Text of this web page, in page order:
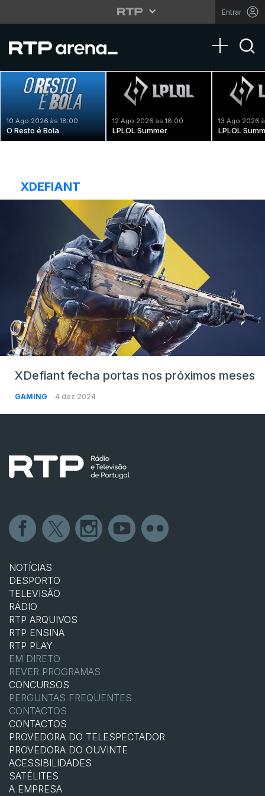
Entrar
Toggle
10 Ago 2026 às 18:00
O Resto é Bola
12 Ago 2026 às 18:00
LPLOL Summer
13 Ago 2026
LPLOL
XDEFIANT
XDefiant fecha portas nos próximos meses
GAMING 4 dez 2024
NOTÍCIAS
DESPORTO
TELEVISÃO
RÁDIO
RTP ARQUIVOS
RTP ENSINA
RTP PLAY
EM DIRETO
REVER PROGRAMAS
CONCURSOS
PERGUNTAS FREQUENTES
CONTACTOS
CONTACTOS
PROVEDORA DO TELESPECTADOR
PROVEDORA DO OUVINTE
ACESSIBILIDADES
SATÉLITES
A EMPRESA